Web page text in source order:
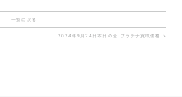
一覧に戻る
2024年9月24日本日の金･プラチナ買取価格 >